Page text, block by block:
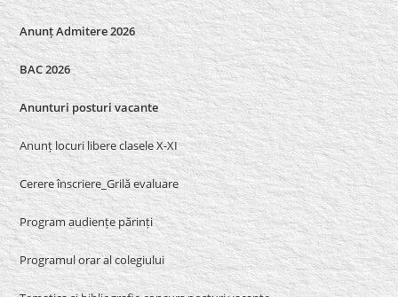
Anunț Admitere 2026
BAC 2026
Anunturi posturi vacante
Anunț locuri libere clasele X-XI
Cerere înscriere_Grilă evaluare
Program audiențe părinți
Programul orar al colegiului